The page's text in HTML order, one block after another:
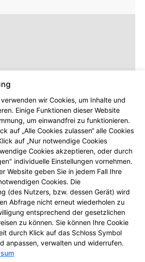
Inhalt wird erst angezeigt,
die entsprechenden Cookies
akzeptieren.
wir Cookies, um Inhalte und
Einige Funktionen dieser Website
um einwandfrei zu funktionieren.
auf „Alle Cookies zulassen“ alle Cookies
auf „Nur notwendige Cookies
Cookies akzeptieren, oder durch
individuelle Einstellungen vornehmen.
Website geben Sie in jedem Fall Ihre
Cookies. Die
(des Nutzers, bzw. dessen Gerät) wird
Abfrage nicht erneut wiederholen zu
entsprechend der gesetzlichen
zu können. Sie können Ihre Cookie
durch Klick auf das Schloss Symbol
anpassen, verwalten und widerrufen.